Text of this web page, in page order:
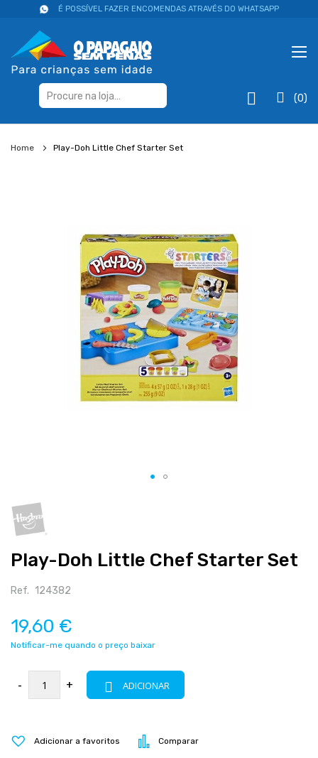
É POSSÍVEL FAZER ENCOMENDAS ATRAVÉS DO WHATSAPP
(0)
Home Play-Doh Little Chef Starter Set
Play-Doh Little Chef Starter Set
Ref. 124382
19,60 €
Notificar-me quando o preço baixar
- + ADICIONAR
Adicionar a favoritos Comparar
para
o
da
galeria
de